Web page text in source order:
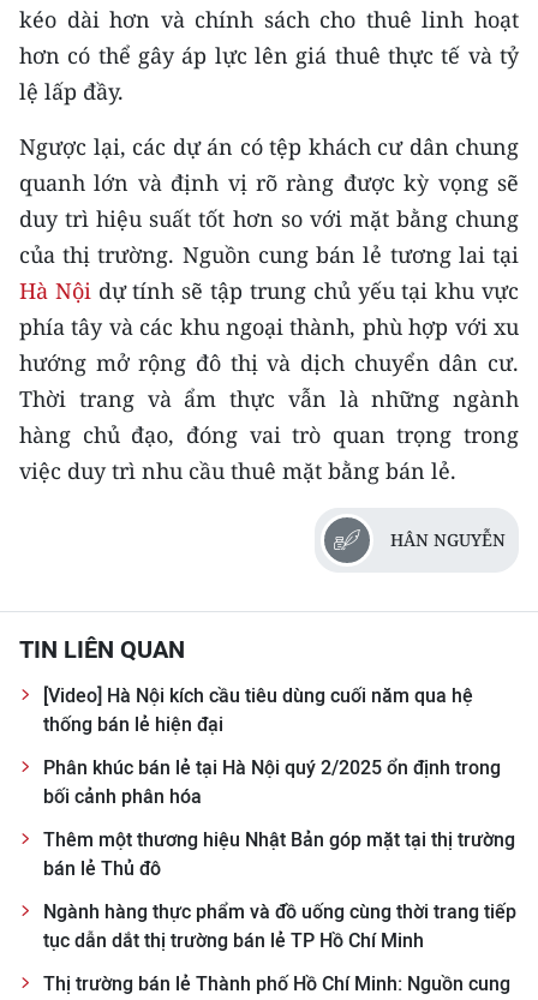
kéo dài hơn và chính sách cho thuê linh hoạt
hơn có thể gây áp lực lên giá thuê thực tế và tỷ
lệ lấp đầy.
Ngược lại, các dự án có tệp khách cư dân chung
quanh lớn và định vị rõ ràng được kỳ vọng sẽ
duy trì hiệu suất tốt hơn so với mặt bằng chung
của thị trường. Nguồn cung bán lẻ tương lai tại
Hà Nộidự tính sẽ tập trung chủ yếu tại khu vực
phía tây và các khu ngoại thành, phù hợp với xu
hướng mở rộng đô thị và dịch chuyển dân cư.
Thời trang và ẩm thực vẫn là những ngành
hàng chủ đạo, đóng vai trò quan trọng trong
việc duy trì nhu cầu thuê mặt bằng bán lẻ.
HÂN NGUYỄN
TIN LIÊN QUAN
[Video] Hà Nội kích cầu tiêu dùng cuối năm qua hệ
thống bán lẻ hiện đại
Phân khúc bán lẻ tại Hà Nội quý 2/2025 ổn định trong
bối cảnh phân hóa
Thêm một thương hiệu Nhật Bản góp mặt tại thị trường
bán lẻ Thủ đô
Ngành hàng thực phẩm và đồ uống cùng thời trang tiếp
tục dẫn dắt thị trường bán lẻ TP Hồ Chí Minh
Thị trường bán lẻ Thành phố Hồ Chí Minh: Nguồn cung